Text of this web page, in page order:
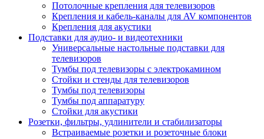
Потолочные крепления для телевизоров
Крепления и кабель-каналы для AV компонентов
Крепления для акустики
Подставки для аудио- и видеотехники
Универсальные настольные подставки для
телевизоров
Тумбы под телевизоры с электрокамином
Стойки и стенды для телевизоров
Тумбы под телевизоры
Тумбы под аппаратуру
Стойки для акустики
Розетки, фильтры, удлинители и стабилизаторы
Встраиваемые розетки и розеточные блоки